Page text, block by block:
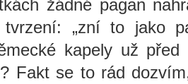
žádné pagan
tvrzení: „zní to jako
kapely už
Fakt se to rád